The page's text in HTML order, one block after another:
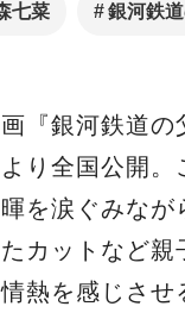
七菜 銀河鉄
『銀河鉄道の
り全国公開。
を涙ぐみなが
カットなど親
熱を感じさせ